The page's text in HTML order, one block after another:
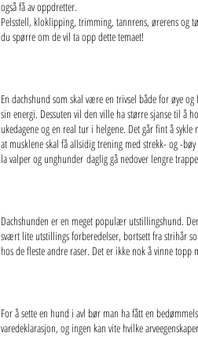
også få av oppdretter.
Pelsstell, kloklipping, trimming, tannrens, ørerens og
du spørre om de vil ta opp dette temaet!
En dachshund som skal være en trivsel både for øye
sin energi. Dessuten vil den ville ha større sjanse til å
ukedagene og en real tur i helgene. Det går fint å
at musklene skal få allsidig trening med strekk- og -
la valper og unghunder daglig gå nedover lengre
Dachshunden er en meget populær utstillingshund.
svært lite utstillings forberedelser, bortsett fra strihår
hos de fleste andre raser. Det er ikke nok å vinne
For å sette en hund i avl bør man ha fått en
varedeklarasjon, og ingen kan vite hvilke